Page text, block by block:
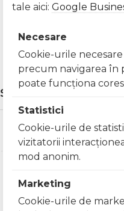
clienților
tale aici: Google
Necesare
Cookie-urile
precum navigarea în
poate funcţiona
Statistici
Cookie-urile de
vizitatorii
mod anonim.
Marketing
Cookie-urile de